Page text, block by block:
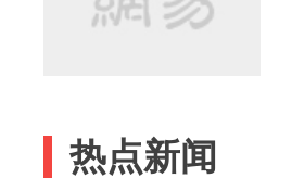
热点新闻